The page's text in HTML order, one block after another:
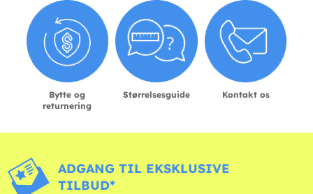
Bytte og
returnering
Størrelsesguide Kontakt os
ADGANG TIL EKSKLUSIVE
TILBUD*